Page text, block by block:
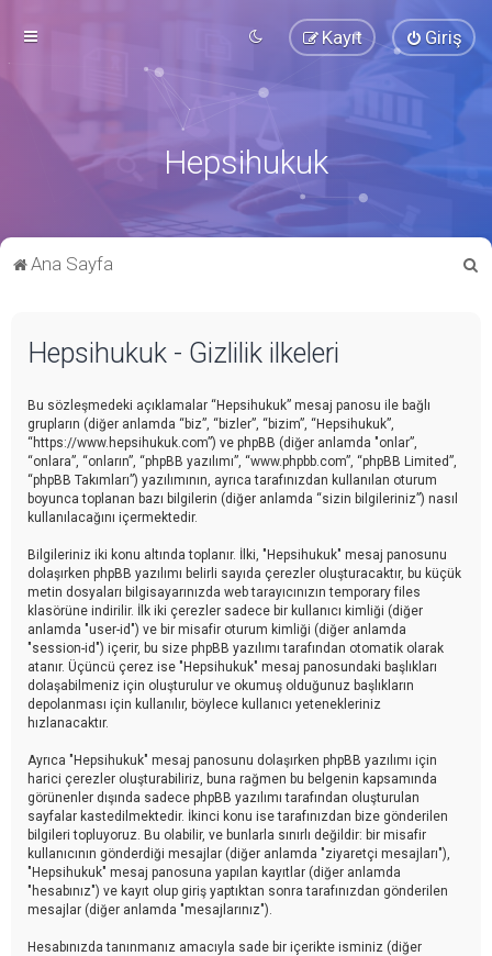
Giriş
Kayıt
Hepsihukuk
Ana Sayfa
Hepsihukuk - Gizlilik ilkeleri
Bu sözleşmedeki açıklamalar “Hepsihukuk” mesaj panosu ile bağlı
grupların (diğer anlamda “biz”, “bizler”, “bizim”, “Hepsihukuk”,
“https://www.hepsihukuk.com”) ve phpBB (diğer anlamda "onlar”,
“onlara”, “onların”, “phpBB yazılımı”, “www.phpbb.com”, “phpBB Limited”,
“phpBB Takımları”) yazılımının, ayrıca tarafınızdan kullanılan oturum
boyunca toplanan bazı bilgilerin (diğer anlamda “sizin bilgileriniz”) nasıl
kullanılacağını içermektedir.
Bilgileriniz iki konu altında toplanır. İlki, "Hepsihukuk" mesaj panosunu
dolaşırken phpBB yazılımı belirli sayıda çerezler oluşturacaktır, bu küçük
metin dosyaları bilgisayarınızda web tarayıcınızın temporary files
klasörüne indirilir. İlk iki çerezler sadece bir kullanıcı kimliği (diğer
anlamda "user-id") ve bir misafir oturum kimliği (diğer anlamda
"session-id") içerir, bu size phpBB yazılımı tarafından otomatik olarak
atanır. Üçüncü çerez ise "Hepsihukuk" mesaj panosundaki başlıkları
dolaşabilmeniz için oluşturulur ve okumuş olduğunuz başlıkların
depolanması için kullanılır, böylece kullanıcı yetenekleriniz
hızlanacaktır.
Ayrıca "Hepsihukuk" mesaj panosunu dolaşırken phpBB yazılımı için
harici çerezler oluşturabiliriz, buna rağmen bu belgenin kapsamında
görünenler dışında sadece phpBB yazılımı tarafından oluşturulan
sayfalar kastedilmektedir. İkinci konu ise tarafınızdan bize gönderilen
bilgileri topluyoruz. Bu olabilir, ve bunlarla sınırlı değildir: bir misafir
kullanıcının gönderdiği mesajlar (diğer anlamda "ziyaretçi mesajları"),
"Hepsihukuk" mesaj panosuna yapılan kayıtlar (diğer anlamda
"hesabınız") ve kayıt olup giriş yaptıktan sonra tarafınızdan gönderilen
mesajlar (diğer anlamda "mesajlarınız").
Hesabınızda tanınmanız amacıyla sade bir içerikte isminiz (diğer